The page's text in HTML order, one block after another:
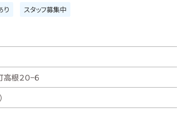
り スタッフ募集中
根２０−６
）